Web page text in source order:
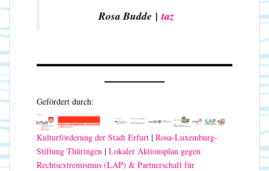
Rosa Budde |taz
Gefördert durch:
Kulturförderung der Stadt Erfurt | Rosa-Luxemburg-
Stiftung Thüringen | Lokaler Aktionsplan gegen
Rechtsextremismus (LAP) & Partnerschaft für